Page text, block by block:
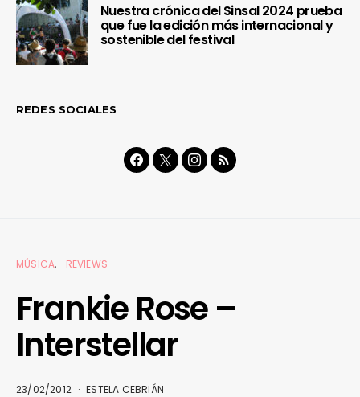
Nuestra crónica del Sinsal 2024 prueba
que fue la edición más internacional y
sostenible del festival
REDES SOCIALES
MÚSICA REVIEWS
Frankie Rose –
Interstellar
23/02/2012 ESTELA CEBRIÁN